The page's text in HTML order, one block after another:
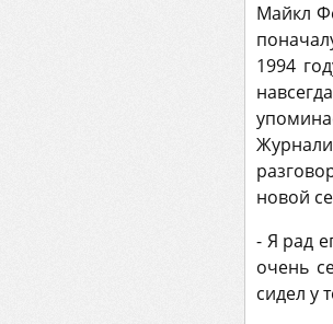
Майкл
1994
новой
- Я рад
очень
сидел у